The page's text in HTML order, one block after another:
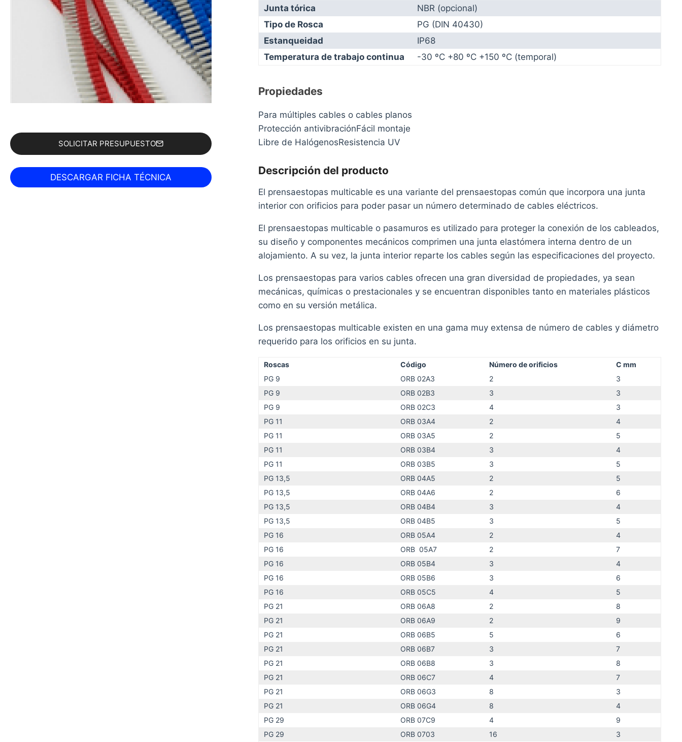
SOLICITAR PRESUPUESTO
Junta tórica
NBR (opcional)
Tipo de Rosca
PG (DIN 40430)
Estanqueidad
IP68
Temperatura de trabajo continua
-30 ºC +80 ºC +150 ºC (temporal)
Propiedades
Para múltiples cables o cables planos
Protección antivibraciónFácil montaje
Libre de HalógenosResistencia UV
Descripción del producto
El prensaestopas multicable es una variante del prensaestopas común que incorpora una junta
interior con orificios para poder pasar un número determinado de cables eléctricos.
El prensaestopas multicable o pasamuros es utilizado para proteger la conexión de los cableados,
su diseño y componentes mecánicos comprimen una junta elastómera interna dentro de un
alojamiento. A su vez, la junta interior reparte los cables según las especificaciones del proyecto.
Los prensaestopas para varios cables ofrecen una gran diversidad de propiedades, ya sean
mecánicas, químicas o prestacionales y se encuentran disponibles tanto en materiales plásticos
como en su versión metálica.
Los prensaestopas multicable existen en una gama muy extensa de número de cables y diámetro
requerido para los orificios en su junta.
Roscas Código Número de orificios
C mm
PG 9
ORB 02A3 2
3
PG 9
ORB 02B3 3
3
PG 9
ORB 02C3 4
3
PG 11
ORB 03A4 2
4
PG 11
ORB 03A5 2
5
PG 11
ORB 03B4 3
4
PG 11
ORB 03B5 3
5
PG 13,5
ORB 04A5 2
5
PG 13,5
ORB 04A6 2
6
PG 13,5
ORB 04B4 3
4
PG 13,5
ORB 04B5 3
5
PG 16
ORB 05A4 2
4
PG 16
ORB 05A7 2
7
PG 16
ORB 05B4 3
4
PG 16
ORB 05B6 3
6
PG 16
ORB 05C5 4
5
PG 21
ORB 06A8 2
8
PG 21
ORB 06A9 2
9
PG 21
ORB 06B5 5
6
PG 21
ORB 06B7 3
7
PG 21
ORB 06B8 3
8
PG 21
ORB 06C7 4
7
PG 21
ORB 06G3 8
3
PG 21
ORB 06G4 8
4
PG 29
ORB 07C9 4
9
PG 29
ORB 0703 16
3